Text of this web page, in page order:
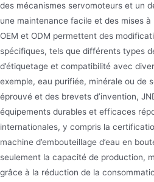
des mécanismes servomoteurs et un
une maintenance facile et des mises
OEM et ODM permettent des
spécifiques, tels que différents types
d’étiquetage et compatibilité avec
exemple, eau purifiée, minérale ou de
éprouvé et des brevets d’invention,
équipements durables et efficaces
internationales, y compris la
machine d’embouteillage d’eau en
seulement la capacité de production,
grâce à la réduction de la